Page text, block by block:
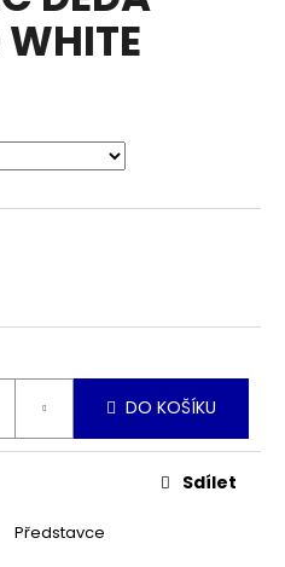
WHITE
DO KOŠÍKU
Představce
Sdílet